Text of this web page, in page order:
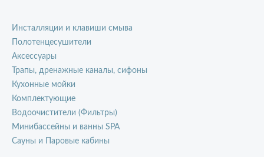
Инсталляции и клавиши смыва
Полотенцесушители
Аксессуары
Трапы, дренажные каналы, сифоны
Кухонные мойки
Комплектующие
Водоочистители (Фильтры)
Минибассейны и ванны SPA
Сауны и Паровые кабины